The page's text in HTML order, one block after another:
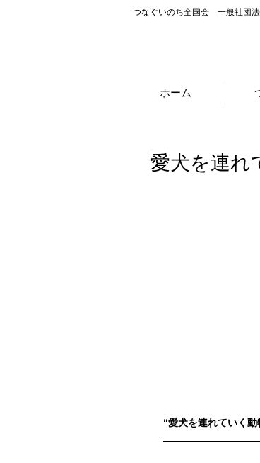
つなぐいのち全国会 一般社団
ホーム
愛犬を連れ
“愛犬を連れていく